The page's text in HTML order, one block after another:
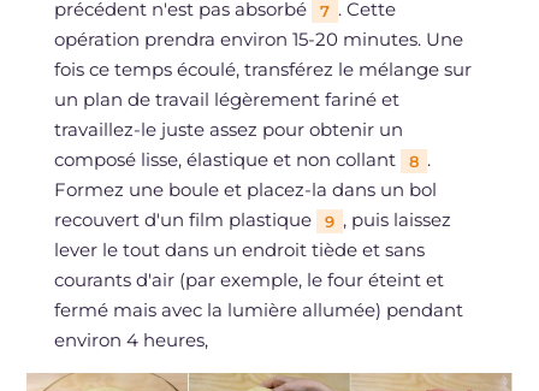
précédent n'est pas absorbé 7 . Cette
opération prendra environ 15-20 minutes. Une
fois ce temps écoulé, transférez le mélange sur
un plan de travail légèrement fariné et
travaillez-le juste assez pour obtenir un
composé lisse, élastique et non collant
8 .
Formez une boule et placez-la dans un bol
recouvert d'un film plastique
9 , puis laissez
lever le tout dans un endroit tiède et sans
courants d'air (par exemple, le four éteint et
fermé mais avec la lumière allumée) pendant
environ 4 heures,